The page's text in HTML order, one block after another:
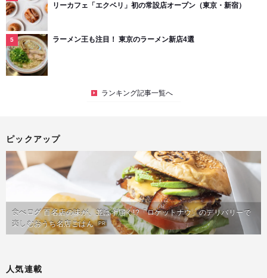
リーカフェ「エクベリ」初の常設店オープン（東京・新宿）
ラーメン王も注目！ 東京のラーメン新店4選
ランキング記事一覧へ
ピックアップ
食べログ 百名店の味が、並ばず届く!?「ロケットナウ」のデリバリーで
楽しむおうち名店ごはん PR
人気連載